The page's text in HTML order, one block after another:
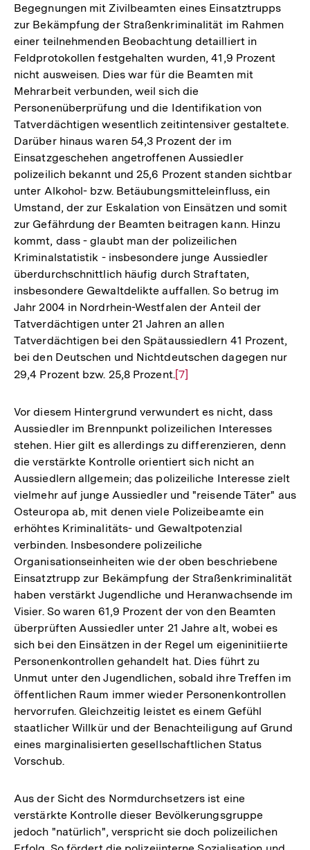
Begegnungen mit Zivilbeamten eines Einsatztrupps
zur Bekämpfung der Straßenkriminalität im Rahmen
einer teilnehmenden Beobachtung detailliert in
Feldprotokollen festgehalten wurden, 41,9 Prozent
nicht ausweisen. Dies war für die Beamten mit
Mehrarbeit verbunden, weil sich die
Personenüberprüfung und die Identifikation von
Tatverdächtigen wesentlich zeitintensiver gestaltete.
Darüber hinaus waren 54,3 Prozent der im
Einsatzgeschehen angetroffenen Aussiedler
polizeilich bekannt und 25,6 Prozent standen sichtbar
unter Alkohol- bzw. Betäubungsmitteleinfluss, ein
Umstand, der zur Eskalation von Einsätzen und somit
zur Gefährdung der Beamten beitragen kann. Hinzu
kommt, dass - glaubt man der polizeilichen
Kriminalstatistik - insbesondere junge Aussiedler
überdurchschnittlich häufig durch Straftaten,
insbesondere Gewaltdelikte auffallen. So betrug im
Jahr 2004 in Nordrhein-Westfalen der Anteil der
Tatverdächtigen unter 21 Jahren an allen
Tatverdächtigen bei den Spätaussiedlern 41 Prozent,
bei den Deutschen und Nichtdeutschen dagegen nur
29,4 Prozent bzw. 25,8 Prozent.Zur
der
Fußnote
[7]
Vor diesem Hintergrund verwundert es nicht, dass
Aussiedler im Brennpunkt polizeilichen Interesses
stehen. Hier gilt es allerdings zu differenzieren, denn
die verstärkte Kontrolle orientiert sich nicht an
Aussiedlern allgemein; das polizeiliche Interesse zielt
vielmehr auf junge Aussiedler und "reisende Täter" aus
Osteuropa ab, mit denen viele Polizeibeamte ein
erhöhtes Kriminalitäts- und Gewaltpotenzial
verbinden. Insbesondere polizeiliche
Organisationseinheiten wie der oben beschriebene
Einsatztrupp zur Bekämpfung der Straßenkriminalität
haben verstärkt Jugendliche und Heranwachsende im
Visier. So waren 61,9 Prozent der von den Beamten
überprüften Aussiedler unter 21 Jahre alt, wobei es
sich bei den Einsätzen in der Regel um eigeninitiierte
Personenkontrollen gehandelt hat. Dies führt zu
Unmut unter den Jugendlichen, sobald ihre Treffen im
öffentlichen Raum immer wieder Personenkontrollen
hervorrufen. Gleichzeitig leistet es einem Gefühl
staatlicher Willkür und der Benachteiligung auf Grund
eines marginalisierten gesellschaftlichen Status
Vorschub.
Aus der Sicht des Normdurchsetzers ist eine
verstärkte Kontrolle dieser Bevölkerungsgruppe
jedoch "natürlich", verspricht sie doch polizeilichen